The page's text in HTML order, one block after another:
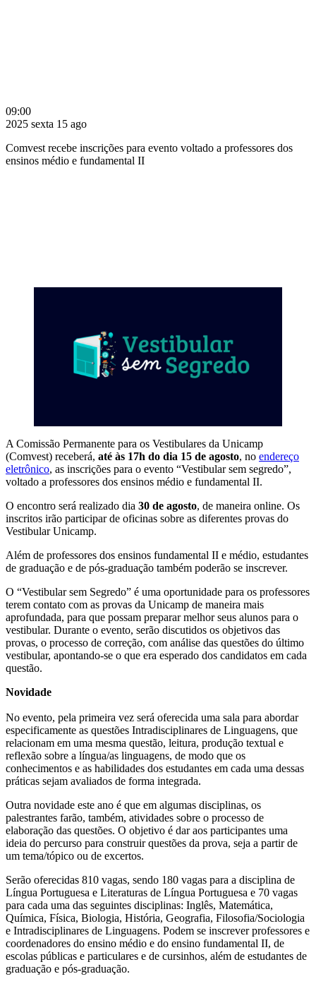
09:00
2025 sexta 15 ago
Comvest recebe inscrições para evento voltado a professores dos
ensinos médio e fundamental II
A Comissão Permanente para os Vestibulares da Unicamp
(Comvest) receberá, até às 17h do dia 15 de agosto, no endereço
eletrônico, as inscrições para o evento “Vestibular sem segredo”,
voltado a professores dos ensinos médio e fundamental II.
O encontro será realizado dia 30 de agosto, de maneira online. Os
inscritos irão participar de oficinas sobre as diferentes provas do
Vestibular Unicamp.
Além de professores dos ensinos fundamental II e médio, estudantes
de graduação e de pós-graduação também poderão se inscrever.
O “Vestibular sem Segredo” é uma oportunidade para os professores
terem contato com as provas da Unicamp de maneira mais
aprofundada, para que possam preparar melhor seus alunos para o
vestibular. Durante o evento, serão discutidos os objetivos das
provas, o processo de correção, com análise das questões do último
vestibular, apontando-se o que era esperado dos candidatos em cada
questão.
Novidade
No evento, pela primeira vez será oferecida uma sala para abordar
especificamente as questões Intradisciplinares de Linguagens, que
relacionam em uma mesma questão, leitura, produção textual e
reflexão sobre a língua/as linguagens, de modo que os
conhecimentos e as habilidades dos estudantes em cada uma dessas
práticas sejam avaliados de forma integrada.
Outra novidade este ano é que em algumas disciplinas, os
palestrantes farão, também, atividades sobre o processo de
elaboração das questões. O objetivo é dar aos participantes uma
ideia do percurso para construir questões da prova, seja a partir de
um tema/tópico ou de excertos.
Serão oferecidas 810 vagas, sendo 180 vagas para a disciplina de
Língua Portuguesa e Literaturas de Língua Portuguesa e 70 vagas
para cada uma das seguintes disciplinas: Inglês, Matemática,
Química, Física, Biologia, História, Geografia, Filosofia/Sociologia
e Intradisciplinares de Linguagens. Podem se inscrever professores e
coordenadores do ensino médio e do ensino fundamental II, de
escolas públicas e particulares e de cursinhos, além de estudantes de
graduação e pós-graduação.